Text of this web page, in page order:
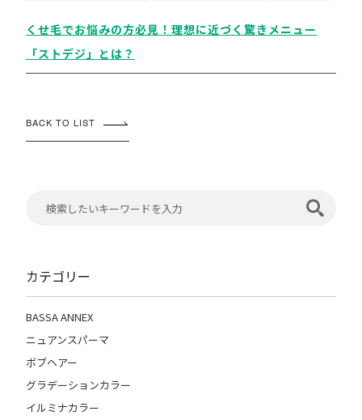
くせ毛でお悩みの方必見！理想に近づく驚きメニュー
「ストデジ」とは？
BACK TO LIST
カテゴリー
BASSA ANNEX
ニュアンスパーマ
ボブヘアー
グラデーションカラー
イルミナカラー